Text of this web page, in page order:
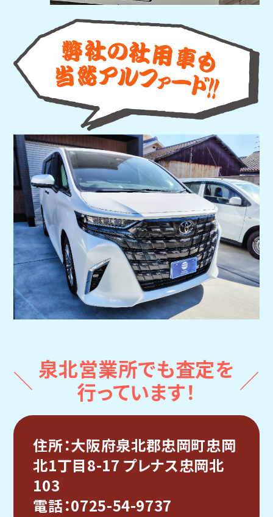
泉北営業所でも査定を
行っています！
住所：大阪府泉北郡忠岡町忠岡
北1丁目8-17 プレナス忠岡北
103
電話：0725-54-9737